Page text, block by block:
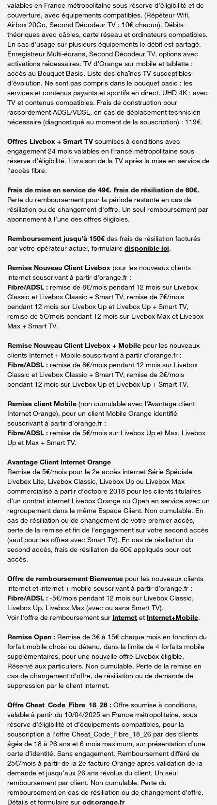
valables en France métropolitaine sous réserve d’éligibilité et de
couverture, avec équipements compatibles. (Répéteur Wifi,
Airbox 20Go, Second Décodeur TV : 10€ chacun). Débits
théoriques avec câbles, carte réseau et ordinateurs compatibles.
En cas d’usage sur plusieurs équipements le débit est partagé.
Enregistreur Multi-écrans, Second Décodeur TV, options avec
activations nécessaires. TV d’Orange sur mobile et tablette :
accès au Bouquet Basic. Liste des chaînes TV susceptibles
d’évolution. Ne sont pas compris dans le bouquet basic : les
services et contenus payants et sportifs en direct. UHD 4K : avec
TV et contenus compatibles. Frais de construction pour
raccordement ADSL/VDSL, en cas de déplacement technicien
nécessaire (diagnostiqué au moment de la souscription) : 119€.
Offres Livebox + Smart TV soumises à conditions avec
engagement 24 mois valables en France métropolitaine sous
réserve d’éligibilité. Livraison de la TV après la mise en service de
l'accès fibre.
Frais de mise en service de 49€. Frais de résiliation de 60€.
Perte du remboursement pour la période restante en cas de
résiliation ou de changement d'offre. Un seul remboursement par
abonnement à l’une des offres éligibles.
Remboursement jusqu’à 150€ des frais de résiliation facturés
par votre opérateur actuel, formulaire disponible ici.
Remise Nouveau Client Livebox pour les nouveaux clients
internet souscrivant à partir d’orange.fr :
Fibre/ADSL : remise de 8€/mois pendant 12 mois sur Livebox
Classic et Livebox Classic + Smart TV, remise de 7€/mois
pendant 12 mois sur Livebox Up et Livebox Up + Smart TV,
remise de 5€/mois pendant 12 mois sur Livebox Max et Livebox
Max + Smart TV.
Remise Nouveau Client Livebox + Mobile pour les nouveaux
clients Internet + Mobile souscrivant à partir d’orange.fr :
Fibre/ADSL : remise de 8€/mois pendant 12 mois sur Livebox
Classic et Livebox Classic + Smart TV, remise de 2€/mois
pendant 12 mois sur Livebox Up et Livebox Up + Smart TV.
Remise client Mobile (non cumulable avec l’Avantage client
Internet Orange), pour un client Mobile Orange identifié
souscrivant à partir d’orange.fr :
Fibre/ADSL : remise de 5€/mois sur Livebox Up et Max, Livebox
Up et Max + Smart TV.
Avantage Client Internet Orange
Remise de 5€/mois pour le 2e accès internet Série Spéciale
Livebox Lite, Livebox Classic, Livebox Up ou Livebox Max
commercialisé à partir d’octobre 2018 pour les clients titulaires
d’un contrat internet Livebox Orange ou Open en service avec un
regroupement dans le même Espace Client. Non cumulable. En
cas de résiliation ou de changement de votre premier accès,
perte de la remise et fin de l’engagement sur votre second accès
(sauf pour les offres avec Smart TV). En cas de résiliation du
second accès, frais de résiliation de 60€ appliqués pour cet
accès.
Offre de remboursement Bienvenue pour les nouveaux clients
internet et internet + mobile souscrivant à partir d’orange.fr :
Fibre/ADSL : -5€/mois pendant 12 mois sur Livebox Classic,
Livebox Up, Livebox Max (avec ou sans Smart TV).
Voir l'offre de remboursement sur Internet et Internet+Mobile.
Remise Open : Remise de 3€ à 15€ chaque mois en fonction du
forfait mobile choisi ou détenu, dans la limite de 4 forfaits mobile
supplémentaires, pour une nouvelle offre Livebox éligible.
Réservé aux particuliers. Non cumulable. Perte de la remise en
cas de changement d'offre, de résiliation ou de demande de
suppression par le client internet.
Offre Cheat_Code_Fibre_18_26 : Offre soumise à conditions,
valable à partir du 10/04/2025 en France métropolitaine, sous
réserve d’éligibilité et d’équipements compatibles, pour la
souscription à l’offre Cheat_Code_Fibre_18_26 par des clients
âgés de 18 à 26 ans et 6 mois maximum, sur présentation d’une
carte d’identité. Sans engagement. Remboursement différé de
25€/mois à partir de la 2e facture Orange après validation de la
demande et jusqu’aux 26 ans révolus du client. Un seul
remboursement par client. Non cumulable. Perte du
remboursement en cas de résiliation ou de changement d’offre.
Détails et formulaire sur odr.orange.fr